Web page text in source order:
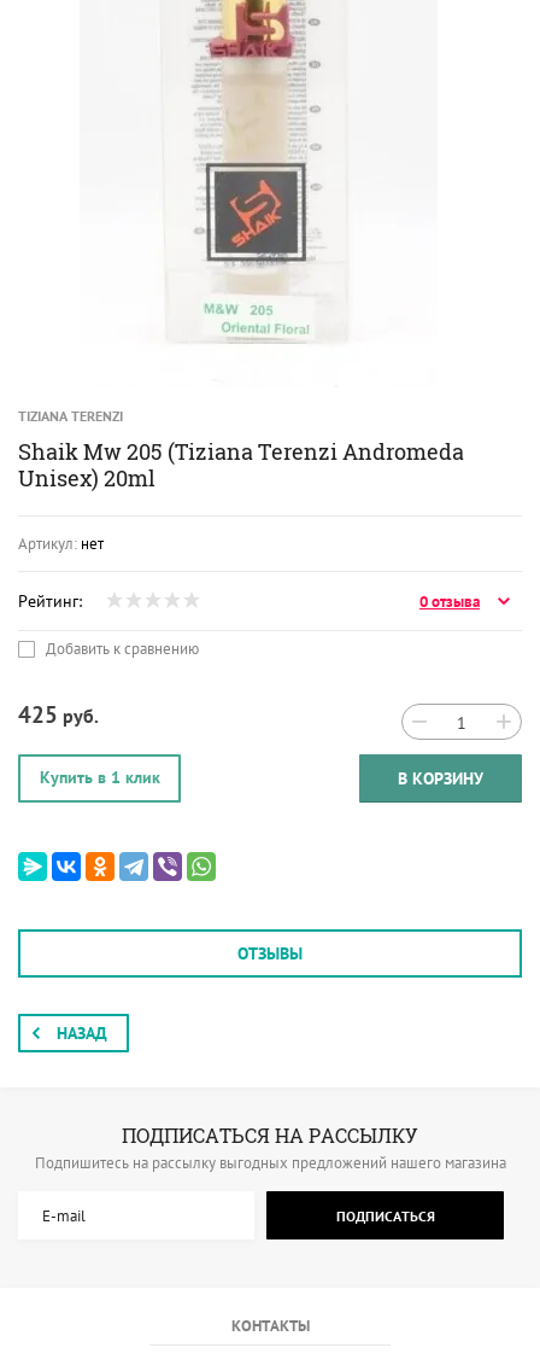
TIZIANA TERENZI
Shaik Mw 205 (Tiziana Terenzi Andromeda
Unisex) 20ml
Артикул: нет
Рейтинг: 0 отзыва
Добавить к сравнению
425 руб. − +
Купить в 1 клик В КОРЗИНУ
ОТЗЫВЫ
НАЗАД
ПОДПИСАТЬСЯ НА РАССЫЛКУ
Подпишитесь на рассылку выгодных предложений нашего магазина
ПОДПИСАТЬСЯ
КОНТАКТЫ